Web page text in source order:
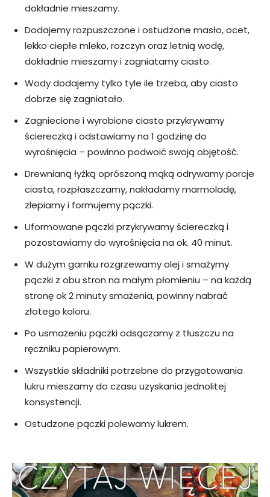
dokładnie mieszamy.
Dodajemy rozpuszczone i ostudzone masło, ocet,
lekko ciepłe mleko, rozczyn oraz letnią wodę,
dokładnie mieszamy i zagniatamy ciasto.
Wody dodajemy tylko tyle ile trzeba, aby ciasto
dobrze się zagniatało.
Zagniecione i wyrobione ciasto przykrywamy
ściereczką i odstawiamy na 1 godzinę do
wyrośnięcia – powinno podwoić swoją objętość.
Drewnianą łyżką oprószoną mąką odrywamy porcje
ciasta, rozpłaszczamy, nakładamy marmoladę,
zlepiamy i formujemy pączki.
Uformowane pączki przykrywamy ściereczką i
pozostawiamy do wyrośnięcia na ok. 40 minut.
W dużym garnku rozgrzewamy olej i smażymy
pączki z obu stron na małym płomieniu – na każdą
stronę ok 2 minuty smażenia, powinny nabrać
złotego koloru.
Po usmażeniu pączki odsączamy z tłuszczu na
ręczniku papierowym.
Wszystkie składniki potrzebne do przygotowania
lukru mieszamy do czasu uzyskania jednolitej
konsystencji.
Ostudzone pączki polewamy lukrem.